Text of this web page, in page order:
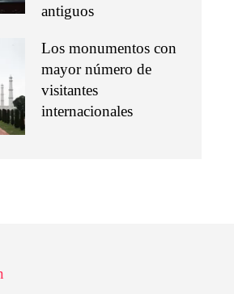
antiguos
Los monumentos con
mayor número de
visitantes
internacionales